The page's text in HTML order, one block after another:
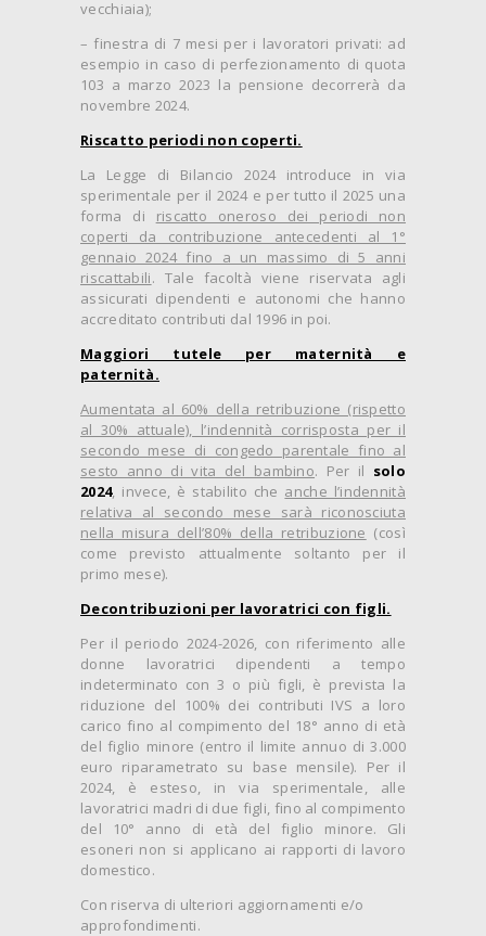
vecchiaia);
– finestra di 7 mesi per i lavoratori privati: ad
esempio in caso di perfezionamento di quota
103 a marzo 2023 la pensione decorrerà da
novembre 2024.
Riscatto periodi non coperti.
La Legge di Bilancio 2024 introduce in via
sperimentale per il 2024 e per tutto il 2025 una
forma di riscatto oneroso dei periodi non
coperti da contribuzione antecedenti al 1°
gennaio 2024 fino a un massimo di 5 anni
riscattabili. Tale facoltà viene riservata agli
assicurati dipendenti e autonomi che hanno
accreditato contributi dal 1996 in poi.
Maggiori tutele per maternità e
paternità.
Aumentata al 60% della retribuzione (rispetto
al 30% attuale), l’indennità corrisposta per il
secondo mese di congedo parentale fino al
sesto anno di vita del bambino. Per il solo
2024, invece, è stabilito che anche l’indennità
relativa al secondo mese sarà riconosciuta
nella misura dell’80% della retribuzione (così
come previsto attualmente soltanto per il
primo mese).
Decontribuzioni per lavoratrici con figli.
Per il periodo 2024-2026, con riferimento alle
donne lavoratrici dipendenti a tempo
indeterminato con 3 o più figli, è prevista la
riduzione del 100% dei contributi IVS a loro
carico fino al compimento del 18° anno di età
del figlio minore (entro il limite annuo di 3.000
euro riparametrato su base mensile). Per il
2024, è esteso, in via sperimentale, alle
lavoratrici madri di due figli, fino al compimento
del 10° anno di età del figlio minore. Gli
esoneri non si applicano ai rapporti di lavoro
domestico.
Con riserva di ulteriori aggiornamenti e/o
approfondimenti.